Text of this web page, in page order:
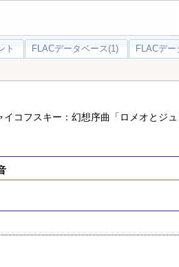
ト FLACデータベース(1) FLACデ
イコフスキー：幻想序曲「ロメオとジュ